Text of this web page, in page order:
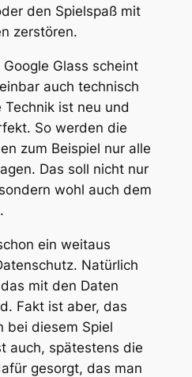
den Spielspaß mit
zerstören.
Glass scheint
auch technisch
ist neu und
So werden die
zum Beispiel nur alle
Das soll nicht nur
wohl auch dem
ein weitaus
Natürlich
mit den Daten
Fakt ist aber, das
bei diesem Spiel
auch, spätestens die
gesorgt, das man